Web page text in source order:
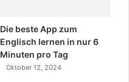
Die beste App zum
Englisch lernen in nur 6
Minuten pro Tag
Oktober 12, 2024